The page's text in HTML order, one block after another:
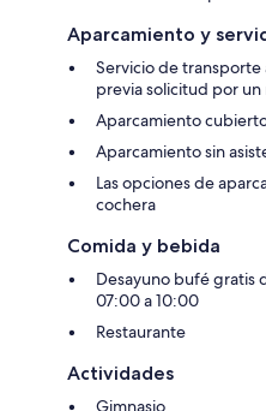
Aparcamiento y
Servicio de transporte
previa solicitud por
Aparcamiento
Aparcamiento sin
Las opciones de
cochera
Comida y bebida
Desayuno bufé gratis
07:00 a 10:00
Restaurante
Actividades
Gimnasio